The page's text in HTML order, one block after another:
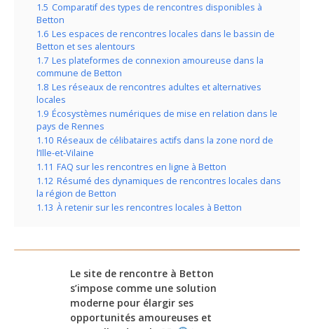
1.5 Comparatif des types de rencontres disponibles à
Betton
1.6 Les espaces de rencontres locales dans le bassin de
Betton et ses alentours
1.7 Les plateformes de connexion amoureuse dans la
commune de Betton
1.8 Les réseaux de rencontres adultes et alternatives
locales
1.9 Écosystèmes numériques de mise en relation dans le
pays de Rennes
1.10 Réseaux de célibataires actifs dans la zone nord de
l’Ille-et-Vilaine
1.11 FAQ sur les rencontres en ligne à Betton
1.12 Résumé des dynamiques de rencontres locales dans
la région de Betton
1.13 À retenir sur les rencontres locales à Betton
Le site de rencontre à Betton
s’impose comme une solution
moderne pour élargir ses
opportunités amoureuses et